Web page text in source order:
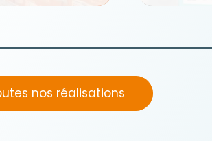
nos réalisations